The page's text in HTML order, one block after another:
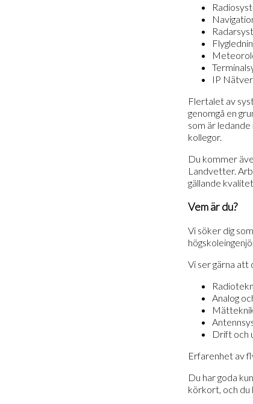
IP
Flertalet av
genomgå en
som är
kollegor.
Du kommer
Landvetter.
gällande
Vem är du?
Vi söker dig
Vi ser gärna att
Analog
Drift och
Erfarenhet av
Du har goda
körkort, och du